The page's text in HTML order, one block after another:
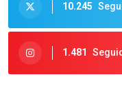
10.245
1.481